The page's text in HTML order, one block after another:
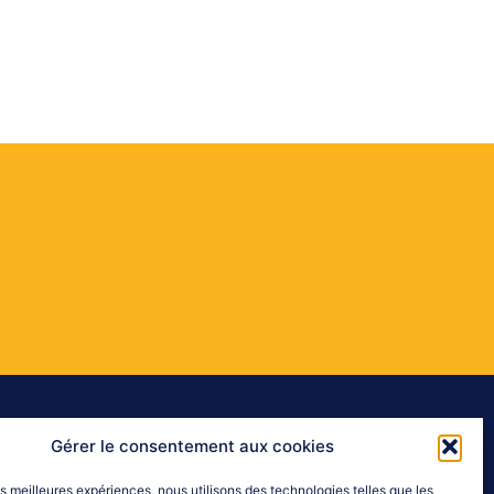
Gérer le consentement aux cookies
meilleures expériences, nous utilisons des technologies telles que les